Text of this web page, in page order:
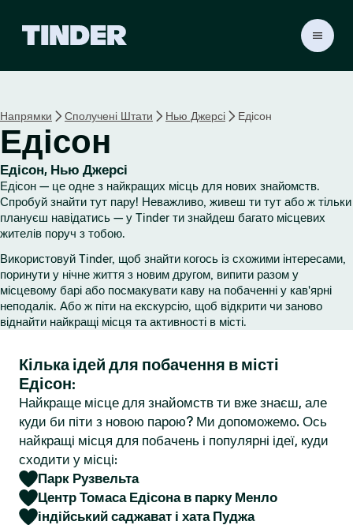
н
о
р
і
а
T
i
n
r
Напрямки Сполучені Штати Нью Джерсі Едісон
Едісон
Едісон, Нью Джерсі
Едісон — це одне з найкращих місць для нових знайомств.
Спробуй знайти тут пару! Неважливо, живеш ти тут або ж тільки
плануєш навідатись — у Tinder ти знайдеш багато місцевих
жителів поруч з тобою.
Використовуй Tinder, щоб знайти когось із схожими інтересами,
поринути у нічне життя з новим другом, випити разом у
місцевому барі або посмакувати каву на побаченні у кав'ярні
неподалік. Або ж піти на екскурсію, щоб відкрити чи заново
віднайти найкращі місця та активності в місті.
Кілька ідей для побачення в місті
Едісон:
Найкраще місце для знайомств ти вже знаєш, але
куди би піти з новою парою? Ми допоможемо. Ось
найкращі місця для побачень і популярні ідеї, куди
сходити у місці:
Парк Рузвельта
Центр Томаса Едісона в парку Менло
індійський саджават і хата Пуджа